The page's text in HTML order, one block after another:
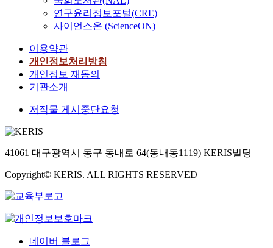
the reason of popularity.
are completely different
연구윤리정보포털(CRE)
사이언스온 (ScienceON)
이용약관
개인정보처리방침
개인정보 재동의
기관소개
저작물 게시중단요청
41061 대구광역시 동구 동내로 64(동내동1119) KERIS빌딩
Copyright© KERIS. ALL RIGHTS RESERVED
네이버 블로그